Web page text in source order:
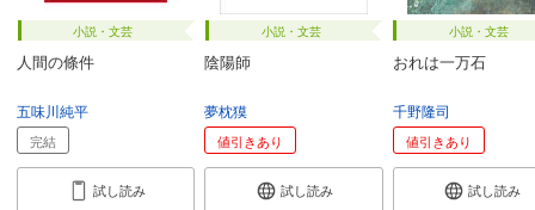
小説・文芸
人間の條件
五味川純平
完結
試し読み
小説・文芸
陰陽師
夢枕獏
値引きあり
試し読み
小説・文芸
おれは一万石
千野隆司
値引きあり
試し読み